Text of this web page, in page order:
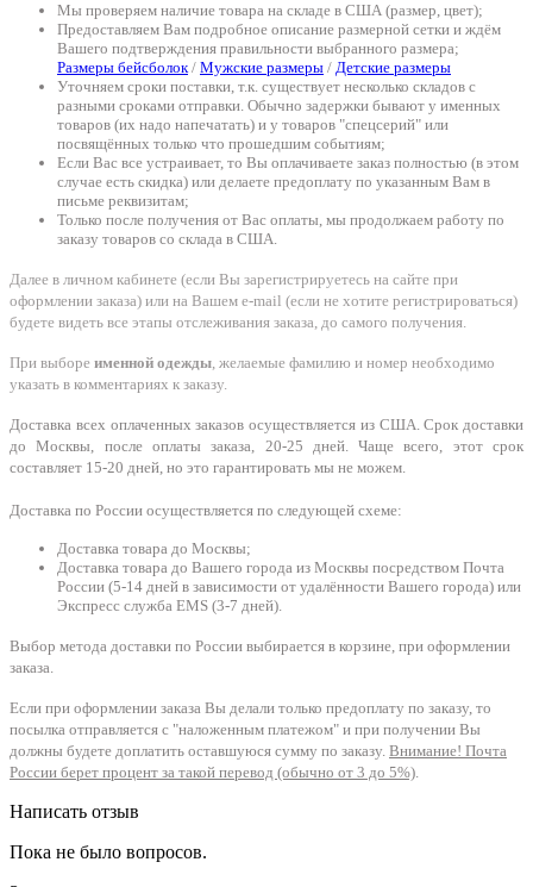
Мы проверяем наличие товара на складе в США (размер, цвет);
Предоставляем Вам подробное описание размерной сетки и ждём
Вашего подтверждения правильности выбранного размера;
Размеры бейсболок/ Мужские размеры / Детские размеры
Уточняем сроки поставки, т.к. существует несколько складов с
разными сроками отправки. Обычно задержки бывают у именных
товаров (их надо напечатать) и у товаров "спецсерий" или
посвящённых только что прошедшим событиям;
Если Вас все устраивает, то Вы оплачиваете заказ полностью (в этом
случае есть скидка) или делаете предоплату по указанным Вам в
письме реквизитам;
Только после получения от Вас оплаты, мы продолжаем работу по
заказу товаров со склада в США.
Далее в личном кабинете (если Вы зарегистрируетесь на сайте при
оформлении заказа) или на Вашем e-mail (если не хотите регистрироваться)
будете видеть все этапы отслеживания заказа, до самого получения.
При выборе именной одежды, желаемые фамилию и номер необходимо
указать в комментариях к заказу.
Доставка всех оплаченных заказов осуществляется из США. Срок доставки
до Москвы, после оплаты заказа, 20-25 дней. Чаще всего, этот срок
составляет 15-20 дней, но это гарантировать мы не можем.
Доставка по России осуществляется по следующей схеме:
Доставка товара до Москвы;
Доставка товара до Вашего города из Москвы посредством Почта
России (5-14 дней в зависимости от удалённости Вашего города) или
Экспресс служба EMS (3-7 дней).
Выбор метода доставки по России выбирается в корзине, при оформлении
заказа.
Если при оформлении заказа Вы делали только предоплату по заказу, то
посылка отправляется с "наложенным платежом" и при получении Вы
должны будете доплатить оставшуюся сумму по заказу. Внимание! Почта
России берет процент за такой перевод (обычно от 3 до 5%).
Написать отзыв
Пока не было вопросов.